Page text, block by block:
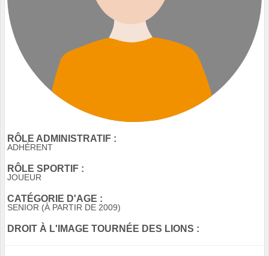
RÔLE ADMINISTRATIF :
ADHÉRENT
RÔLE SPORTIF :
JOUEUR
CATÉGORIE D'AGE :
SENIOR (À PARTIR DE 2009)
DROIT À L'IMAGE TOURNÉE DES LIONS :